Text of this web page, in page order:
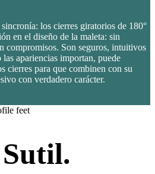
los cierres giratorios de 180°
en el diseño de la maleta: sin
compromisos. Son seguros, intuitivos
apariencias importan, puede
cierres para que combinen con su
con verdadero carácter.